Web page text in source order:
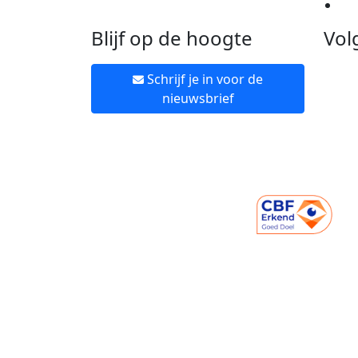
Blijf op de hoogte
Schrijf je in voor de
nieuwsbrief